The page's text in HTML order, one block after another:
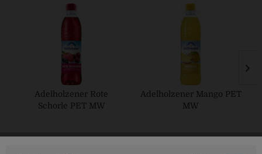
Adelholzener Rote
Schorle PET MW
Adelholzener Mango PET
MW